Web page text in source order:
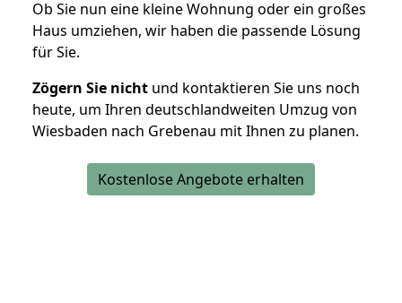
Ob Sie nun eine kleine Wohnung oder ein großes
Haus umziehen, wir haben die passende Lösung
für Sie.
Zögern Sie nicht und kontaktieren Sie uns noch
heute, um Ihren deutschlandweiten Umzug von
Wiesbaden nach Grebenau mit Ihnen zu planen.
Kostenlose Angebote erhalten